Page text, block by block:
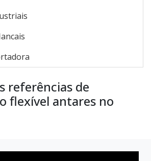
referências de
flexível antares no